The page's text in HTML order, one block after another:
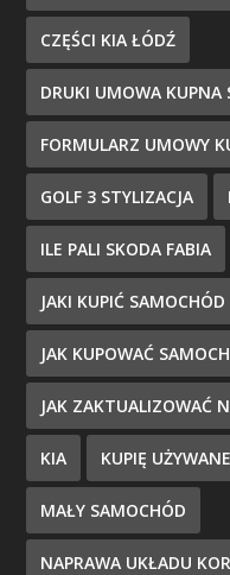
CZĘŚCI KIA ŁÓDŹ
DRUKI UMOWA KUPNA
FORMULARZ UMOWY
GOLF 3 STYLIZACJA
ILE PALI SKODA FABIA
JAKI KUPIĆ
JAK KUPOWAĆ
JAK ZAKTUALIZOWAĆ
KIA KUPIĘ
MAŁY SAMOCHÓD
NAPRAWA UKŁADU